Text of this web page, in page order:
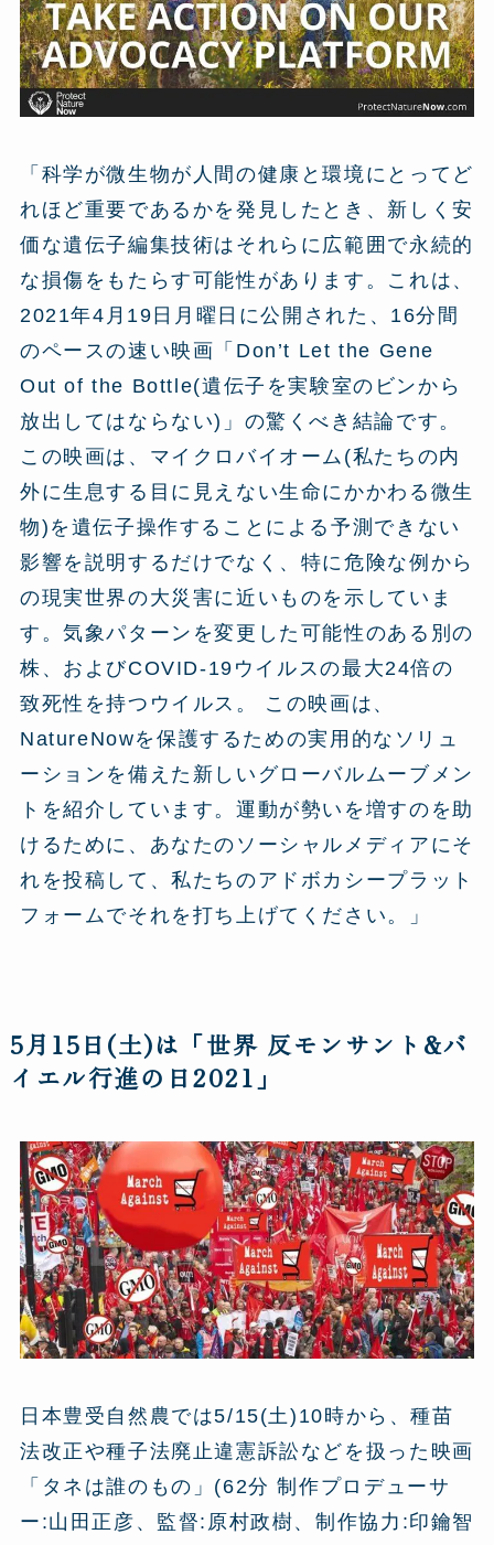
「科学が微生物が人間の健康と環境にとってど
れほど重要であるかを発見したとき、新しく安
価な遺伝子編集技術はそれらに広範囲で永続的
な損傷をもたらす可能性があります。これは、
2021年4月19日月曜日に公開された、16分間
のペースの速い映画「Don’t Let the Gene
Out of the Bottle(遺伝子を実験室のビンから
放出してはならない)」の驚くべき結論です。
この映画は、マイクロバイオーム(私たちの内
外に生息する目に見えない生命にかかわる微生
物)を遺伝子操作することによる予測できない
影響を説明するだけでなく、特に危険な例から
の現実世界の大災害に近いものを示していま
す。気象パターンを変更した可能性のある別の
株、およびCOVID-19ウイルスの最大24倍の
致死性を持つウイルス。 この映画は、
NatureNowを保護するための実用的なソリュ
ーションを備えた新しいグローバルムーブメン
トを紹介しています。運動が勢いを増すのを助
けるために、あなたのソーシャルメディアにそ
れを投稿して、私たちのアドボカシープラット
フォームでそれを打ち上げてください。」
5月15日(土)は「世界 反モンサント&バ
イエル行進の日2021」
日本豊受自然農では5/15(土)10時から、種苗
法改正や種子法廃止違憲訴訟などを扱った映画
「タネは誰のもの」(62分 制作プロデューサ
ー:山田正彦、監督:原村政樹、制作協力:印鑰智